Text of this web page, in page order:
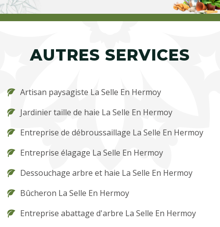
AUTRES SERVICES
Artisan paysagiste La Selle En Hermoy
Jardinier taille de haie La Selle En Hermoy
Entreprise de débroussaillage La Selle En Hermoy
Entreprise élagage La Selle En Hermoy
Dessouchage arbre et haie La Selle En Hermoy
Bûcheron La Selle En Hermoy
Entreprise abattage d'arbre La Selle En Hermoy